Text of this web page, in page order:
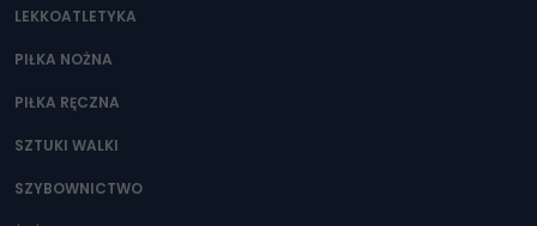
Przetwarzane kategorie Państwa danych osobowych to
zostały przekazane w Państwa imieniu) lub dane osobowe,
które zostały zebrane ze źródeł publicznie dostępnych, w
kontaktowy, adres korespondencyjny. Odbiorcą Pastwa
oraz partnerzy wspomagający administratora w jego
biznesowej działalności.
Jak skontaktować się z inspektorem
LEKKOATLETYKA
PIŁKA NOŻNA
PIŁKA RĘCZNA
SZTUKI WALKI
SZYBOWNICTWO